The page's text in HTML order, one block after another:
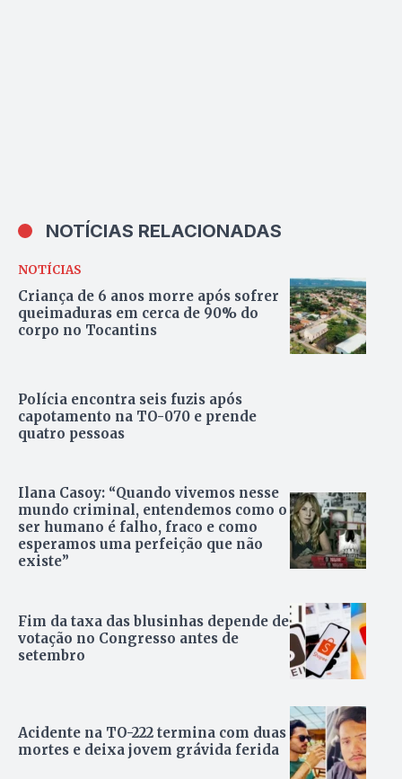
NOTÍCIAS RELACIONADAS
NOTÍCIAS
Criança de 6 anos morre após sofrer
queimaduras em cerca de 90% do
corpo no Tocantins
Polícia encontra seis fuzis após
capotamento na TO-070 e prende
quatro pessoas
Ilana Casoy: “Quando vivemos nesse
mundo criminal, entendemos como o
ser humano é falho, fraco e como
esperamos uma perfeição que não
existe”
Fim da taxa das blusinhas depende de
votação no Congresso antes de
setembro
Acidente na TO-222 termina com duas
mortes e deixa jovem grávida ferida